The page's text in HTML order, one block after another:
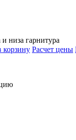
низа гарнитура
корзину Расчет цены